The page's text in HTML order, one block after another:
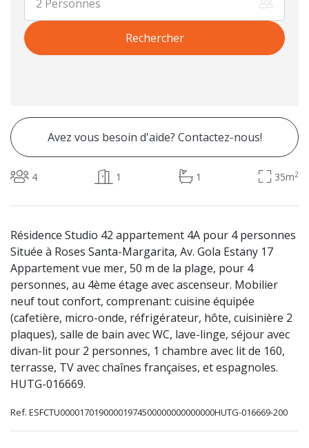
Avez vous besoin d'aide? Contactez-nous!
4 1 1 35m2
Résidence Studio 42 appartement 4A pour 4 personnes
Située à Roses Santa-Margarita, Av. Gola Estany 17
Appartement vue mer, 50 m de la plage, pour 4
personnes, au 4ème étage avec ascenseur. Mobilier
neuf tout confort, comprenant: cuisine équipée
(cafetière, micro-onde, réfrigérateur, hôte, cuisinière 2
plaques), salle de bain avec WC, lave-linge, séjour avec
divan-lit pour 2 personnes, 1 chambre avec lit de 160,
terrasse, TV avec chaînes françaises, et espagnoles.
HUTG-016669.
Ref. ESFCTU00001701900001974500000000000000HUTG-016669-200